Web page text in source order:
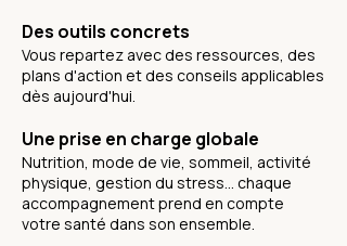
Des outils concrets
Vous repartez avec des ressources, des
plans d'action et des conseils applicables
dès aujourd'hui.
Une prise en charge globale
Nutrition, mode de vie, sommeil, activité
physique, gestion du stress... chaque
accompagnement prend en compte
votre santé dans son ensemble.